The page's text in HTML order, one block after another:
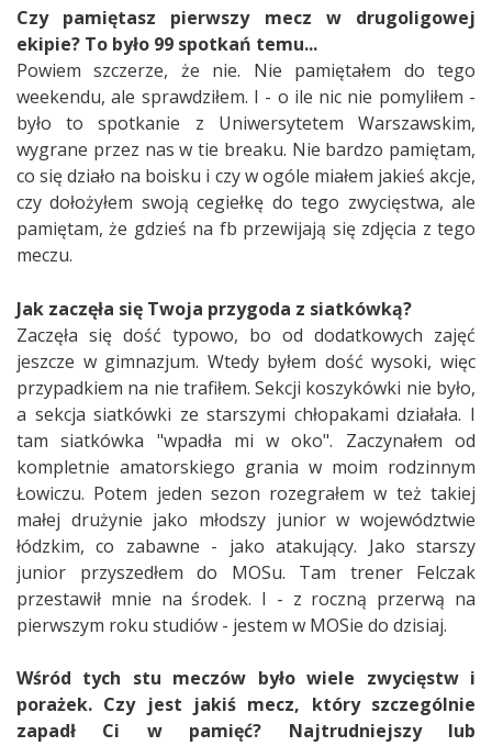
Czy pamiętasz pierwszy mecz w drugoligowej
ekipie? To było 99 spotkań temu...
Powiem szczerze, że nie. Nie pamiętałem do tego
weekendu, ale sprawdziłem. I - o ile nic nie pomyliłem -
było to spotkanie z Uniwersytetem Warszawskim,
wygrane przez nas w tie breaku. Nie bardzo pamiętam,
co się działo na boisku i czy w ogóle miałem jakieś akcje,
czy dołożyłem swoją cegiełkę do tego zwycięstwa, ale
pamiętam, że gdzieś na fb przewijają się zdjęcia z tego
meczu.
Jak zaczęła się Twoja przygoda z siatkówką?
Zaczęła się dość typowo, bo od dodatkowych zajęć
jeszcze w gimnazjum. Wtedy byłem dość wysoki, więc
przypadkiem na nie trafiłem. Sekcji koszykówki nie było,
a sekcja siatkówki ze starszymi chłopakami działała. I
tam siatkówka "wpadła mi w oko". Zaczynałem od
kompletnie amatorskiego grania w moim rodzinnym
Łowiczu. Potem jeden sezon rozegrałem w też takiej
małej drużynie jako młodszy junior w województwie
łódzkim, co zabawne - jako atakujący. Jako starszy
junior przyszedłem do MOSu. Tam trener Felczak
przestawił mnie na środek. I - z roczną przerwą na
pierwszym roku studiów - jestem w MOSie do dzisiaj.
Wśród tych stu meczów było wiele zwycięstw i
porażek. Czy jest jakiś mecz, który szczególnie
zapadł Ci w pamięć? Najtrudniejszy lub